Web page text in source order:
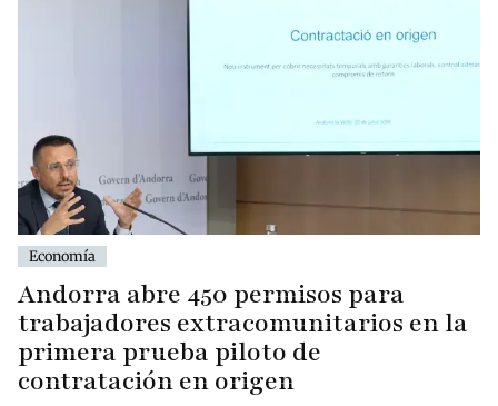
Economía
Andorra abre 450 permisos para
trabajadores extracomunitarios en la
primera prueba piloto de
contratación en origen